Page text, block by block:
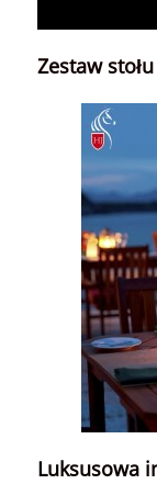
Zestaw
Luksusowa